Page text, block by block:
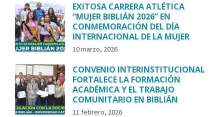
EXITOSA CARRERA ATLÉTICA
“MUJER BIBLIÁN 2026” EN
CONMEMORACIÓN DEL DÍA
INTERNACIONAL DE LA MUJER
10 marzo, 2026
CONVENIO INTERINSTITUCIONAL
FORTALECE LA FORMACIÓN
ACADÉMICA Y EL TRABAJO
COMUNITARIO EN BIBLIÁN
11 febrero, 2026